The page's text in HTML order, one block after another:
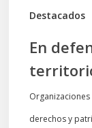
Destacados
Mapu
En
derechos y